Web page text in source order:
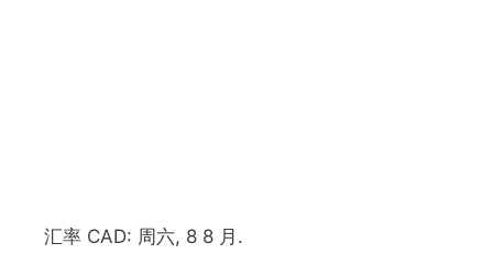
汇率 CAD: 周六, 8 8 月.